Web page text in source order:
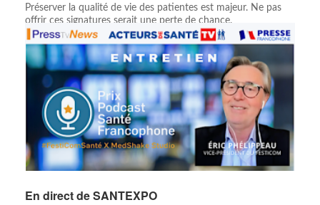
Préserver la qualité de vie des patientes est majeur. Ne pas
offrir ces signatures serait une perte de chance.
En direct de SANTEXPO